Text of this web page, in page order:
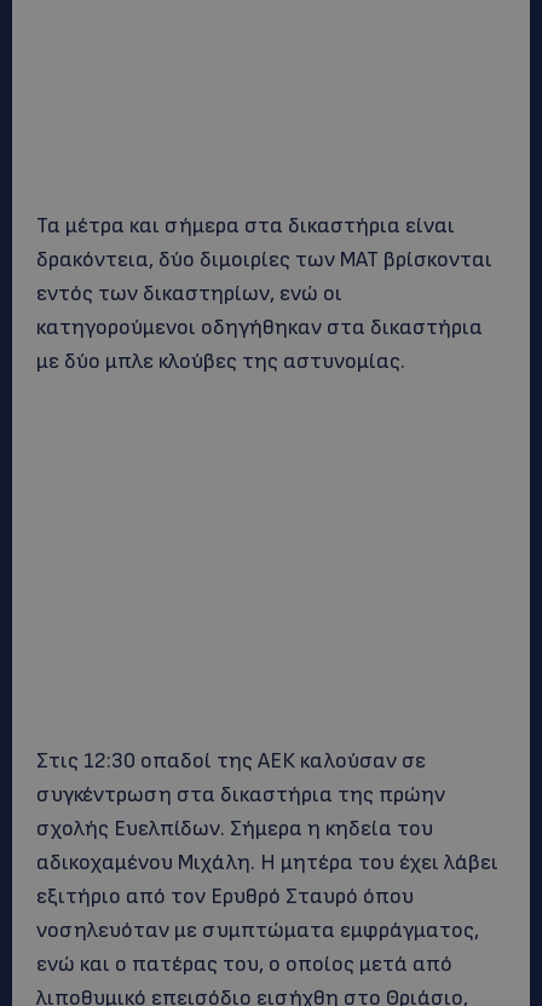
Τα μέτρα και σήμερα στα δικαστήρια είναι
δρακόντεια, δύο διμοιρίες των ΜΑΤ βρίσκονται
εντός των δικαστηρίων, ενώ οι
κατηγορούμενοι οδηγήθηκαν στα δικαστήρια
με δύο μπλε κλούβες της αστυνομίας.
Στις 12:30 οπαδοί της ΑΕΚ καλούσαν σε
συγκέντρωση στα δικαστήρια της πρώην
σχολής Ευελπίδων. Σήμερα η κηδεία του
αδικοχαμένου Μιχάλη. Η μητέρα του έχει λάβει
εξιτήριο από τον Ερυθρό Σταυρό όπου
νοσηλευόταν με συμπτώματα εμφράγματος,
ενώ και ο πατέρας του, ο οποίος μετά από
λιποθυμικό επεισόδιο εισήχθη στο Θριάσιο,